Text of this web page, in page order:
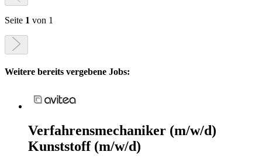
Seite 1 von 1
Weitere bereits vergebene Jobs:
Verfahrensmechaniker (m/w/d)
Kunststoff (m/w/d)